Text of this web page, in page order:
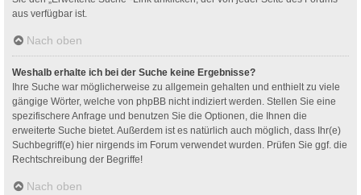
aus verfügbar ist.
Nach oben
Weshalb erhalte ich bei der Suche keine Ergebnisse?
Ihre Suche war möglicherweise zu allgemein gehalten und enthielt zu viele
gängige Wörter, welche von phpBB nicht indiziert werden. Stellen Sie eine
spezifischere Anfrage und benutzen Sie die Optionen, die Ihnen die
erweiterte Suche bietet. Außerdem ist es natürlich auch möglich, dass Ihr(e)
Suchbegriff(e) hier nirgends im Forum verwendet wurden. Prüfen Sie ggf. die
Rechtschreibung der Begriffe!
Nach oben